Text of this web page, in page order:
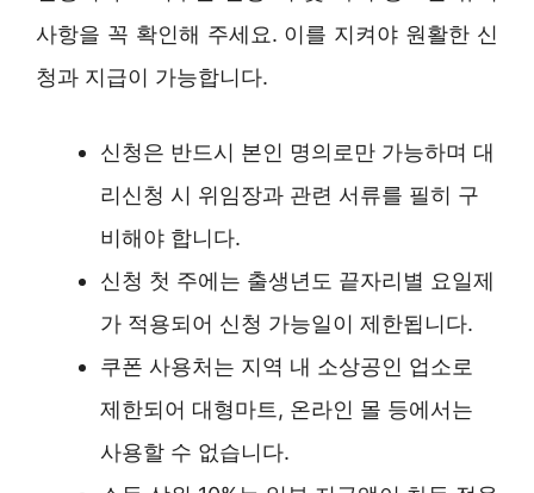
사항을 꼭 확인해 주세요. 이를 지켜야 원활한 신
청과 지급이 가능합니다.
신청은 반드시 본인 명의로만 가능하며 대
리신청 시 위임장과 관련 서류를 필히 구
비해야 합니다.
신청 첫 주에는 출생년도 끝자리별 요일제
가 적용되어 신청 가능일이 제한됩니다.
쿠폰 사용처는 지역 내 소상공인 업소로
제한되어 대형마트, 온라인 몰 등에서는
사용할 수 없습니다.